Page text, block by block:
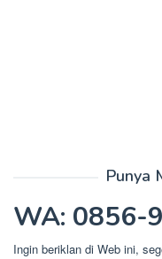
Punya
WA: 0856-
Ingin beriklan di Web ini,